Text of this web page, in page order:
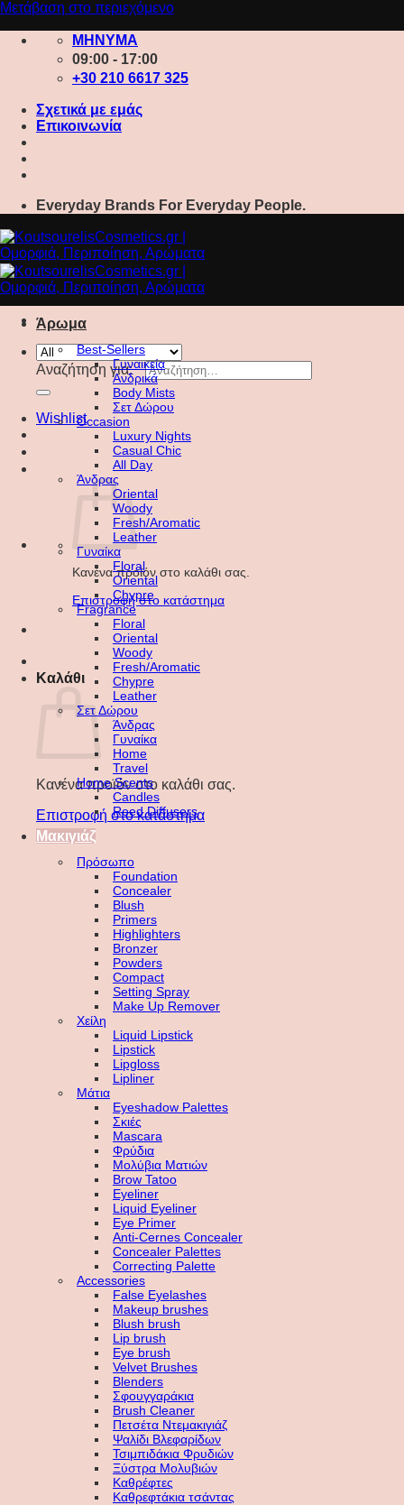
Μετάβαση στο περιεχόμενο
ΜΗΝΥΜΑ
09:00 - 17:00
+30 210 6617 325
Σχετικά με εμάς
Επικοινωνία
Everyday Brands For Everyday People.
Αναζήτηση για:
Wishlist
Κανένα προϊόν στο καλάθι σας.
Επιστροφή στο κατάστημα
Καλάθι
Κανένα προϊόν στο καλάθι σας.
Επιστροφή στο κατάστημα
Άρωμα
Best-Sellers
Γυναικεία
Ανδρικά
Body Mists
Σετ Δώρου
Occasion
Luxury Nights
Casual Chic
All Day
Άνδρας
Oriental
Woody
Fresh/Aromatic
Leather
Γυναίκα
Floral
Oriental
Chypre
Fragrance
Floral
Oriental
Woody
Fresh/Aromatic
Chypre
Leather
Σετ Δώρου
Άνδρας
Γυναίκα
Home
Travel
Home Scents
Candles
Reed Diffusers
Μακιγιάζ
Πρόσωπο
Foundation
Concealer
Blush
Primers
Highlighters
Bronzer
Powders
Compact
Setting Spray
Make Up Remover
Χείλη
Liquid Lipstick
Lipstick
Lipgloss
Lipliner
Μάτια
Eyeshadow Palettes
Σκιές
Mascara
Φρύδια
Μολύβια Ματιών
Brow Tatoo
Eyeliner
Liquid Eyeliner
Eye Primer
Anti-Cernes Concealer
Concealer Palettes
Correcting Palette
Accessories
False Eyelashes
Makeup brushes
Blush brush
Lip brush
Eye brush
Velvet Brushes
Blenders
Σφουγγαράκια
Brush Cleaner
Πετσέτα Ντεμακιγιάζ
Ψαλίδι Βλεφαρίδων
Τσιμπιδάκια Φρυδιών
Ξύστρα Μολυβιών
Καθρέφτες
Καθρεφτάκια τσάντας